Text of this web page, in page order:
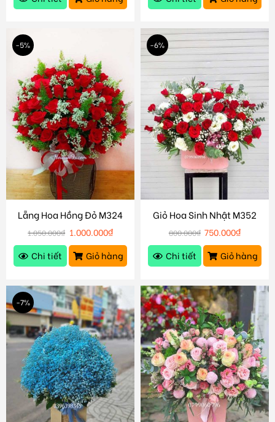
-5%
Lẵng Hoa Hồng Đỏ M324
1.050.000₫ 1.000.000₫
Chi tiết
Giỏ hàng
-6%
Giỏ Hoa Sinh Nhật M352
800.000₫ 750.000₫
Chi tiết
Giỏ hàng
-7%